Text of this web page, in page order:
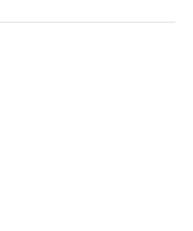
o la bebida de
batidos,
proteicas.
o la